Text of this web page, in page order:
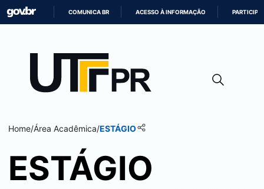
CONTEÚDO
COMUNICA BR ACESSO À INFORMAÇÃO PARTICIPE
Home/Área Acadêmica/ESTÁGIO
ESTÁGIO